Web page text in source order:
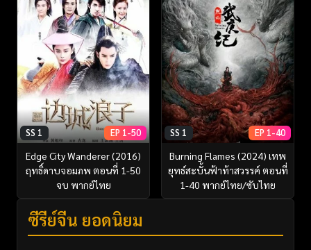
SS 1 EP 1-50
Edge City Wanderer (2016)
ฤทธิ์ดาบจอมภพ ตอนที่ 1-50
จบ พากย์ไทย
SS 1 EP 1-40
Burning Flames (2024) เทพ
ยุทธ์สะบั้นฟ้าท้าสวรรค์ ตอนที่
1-40 พากย์ไทย/ซับไทย
ซีรี่ย์จีน ยอดนิยม